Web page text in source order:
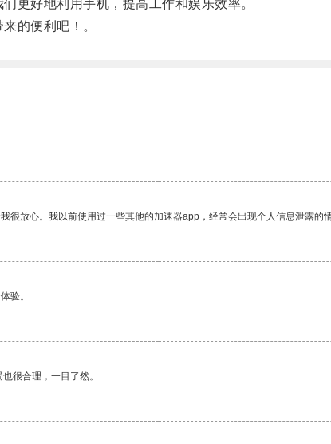
好地利用手机，提高工作和娱乐效率。
的便利吧！。
放心。我以前使用过一些其他的加速器app，经常会出现个人信息泄露的
验。
很合理，一目了然。